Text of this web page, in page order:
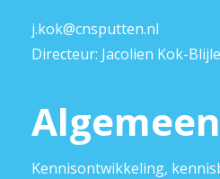
j.kok@cnsputten.nl
Directeur: Jacolien Kok-
Algemeen
Kennisontwikkeling,